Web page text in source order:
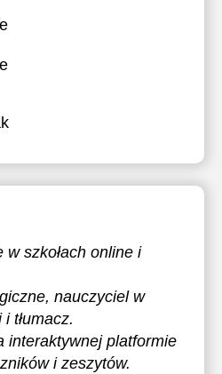
szkołach online i
nauczyciel w
tłumacz.
interaktywnej platformie
i zeszytów.